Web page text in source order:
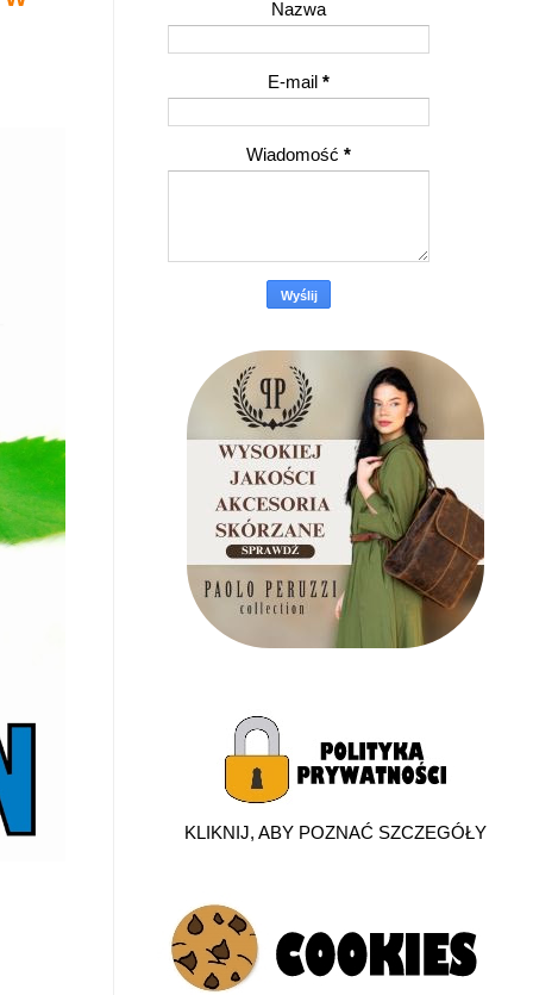
Nazwa
E-mail*
Wiadomość*
KLIKNIJ, ABY POZNAĆ SZCZEGÓŁY